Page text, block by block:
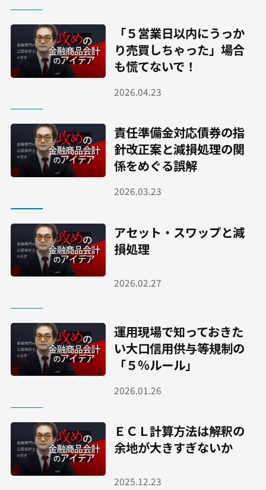
「５営業日以内にうっか
り売買しちゃった」場合
も慌てないで！
2026.04.23
責任準備金対応債券の指
針改正案と減損処理の関
係をめぐる誤解
2026.03.23
アセット・スワップと減
損処理
2026.02.27
運用現場で知っておきた
い大口信用供与等規制の
「５％ルール」
2026.01.26
ＥＣＬ計算方法は解釈の
余地が大きすぎないか
2025.12.23